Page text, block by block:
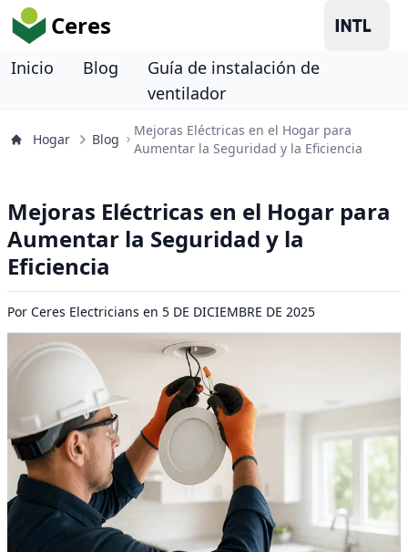
Ceres
Inicio Blog
Guía de instalación de
ventilador
Hogar Blog
Mejoras Eléctricas en el Hogar para
Aumentar la Seguridad y la Eficiencia
Mejoras Eléctricas en el Hogar para
Aumentar la Seguridad y la
Eficiencia
Por Ceres Electricians en 5 DE DICIEMBRE DE 2025